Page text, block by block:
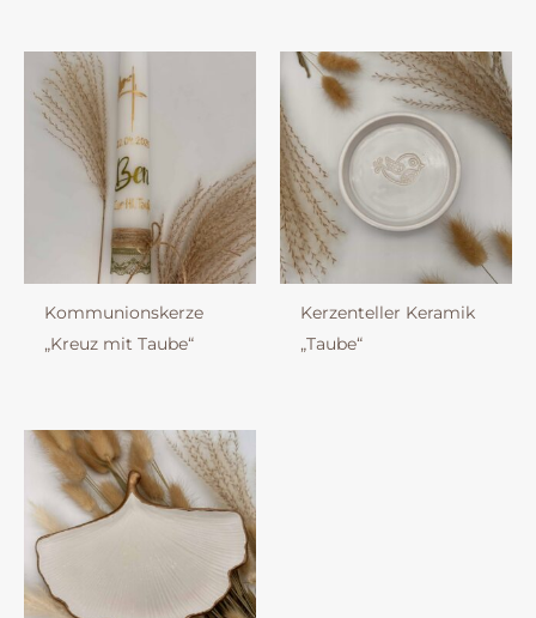
Kommunionskerze
„Kreuz mit Taube“
Kerzenteller Keramik
„Taube“